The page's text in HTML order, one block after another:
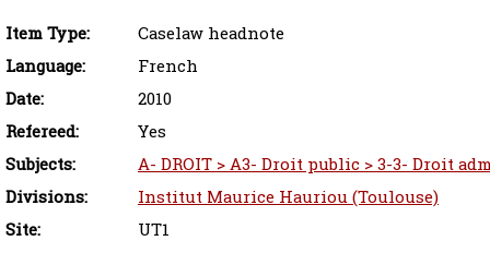
Item Type:
Caselaw headnote
Language:
French
Date:
2010
Refereed:
Yes
Subjects:
A- DROIT > A3- Droit public > 3-3- Droit
Divisions:
Institut Maurice Hauriou (Toulouse)
Site:
UT1